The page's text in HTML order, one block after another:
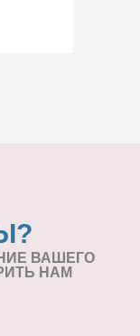
ВАШЕГО
НАМ